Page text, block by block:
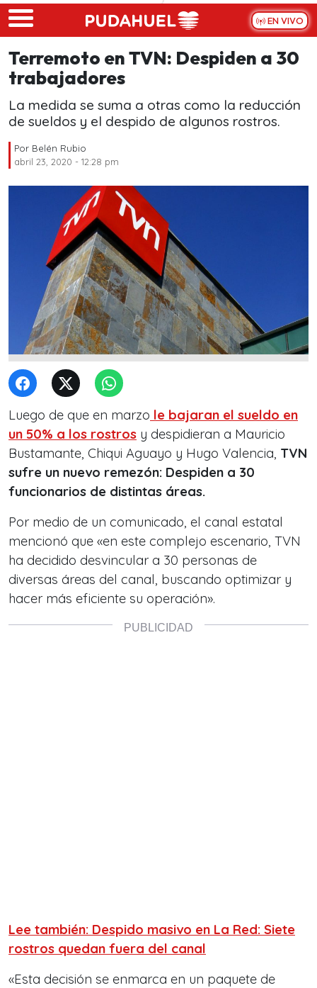
Skip to main content
EN VIVO
Terremoto en TVN: Despiden a 30
trabajadores
La medida se suma a otras como la reducción
de sueldos y el despido de algunos rostros.
Por Belén Rubio
abril 23, 2020 - 12:28 pm
Luego de que en marzo le bajaran el sueldo en
un 50% a los rostros y despidieran a Mauricio
Bustamante, Chiqui Aguayo y Hugo Valencia, TVN
sufre un nuevo remezón: Despiden a 30
funcionarios de distintas áreas.
Por medio de un comunicado, el canal estatal
mencionó que «en este complejo escenario, TVN
ha decidido desvincular a 30 personas de
diversas áreas del canal, buscando optimizar y
hacer más eficiente su operación».
Lee también: Despido masivo en La Red: Siete
rostros quedan fuera del canal
«Esta decisión se enmarca en un paquete de